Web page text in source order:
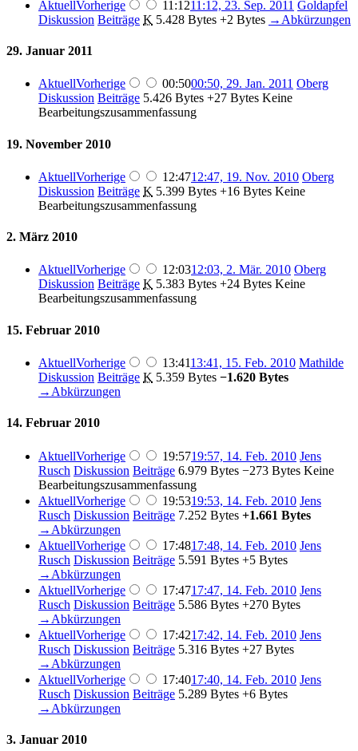
AktuellVorherige 11:1211:12, 23. Sep. 2011 Goldapfel
Diskussion Beiträge K 5.428 Bytes +2 Bytes →‎Abkürzungen
29. Januar 2011
AktuellVorherige 00:5000:50, 29. Jan. 2011 Oberg
Diskussion Beiträge 5.426 Bytes +27 Bytes Keine
Bearbeitungszusammenfassung
19. November 2010
AktuellVorherige 12:4712:47, 19. Nov. 2010 Oberg
Diskussion Beiträge K 5.399 Bytes +16 Bytes Keine
Bearbeitungszusammenfassung
2. März 2010
AktuellVorherige 12:0312:03, 2. Mär. 2010 Oberg
Diskussion Beiträge K 5.383 Bytes +24 Bytes Keine
Bearbeitungszusammenfassung
15. Februar 2010
AktuellVorherige 13:4113:41, 15. Feb. 2010 Mathilde
Diskussion Beiträge K 5.359 Bytes −1.620 Bytes
→‎Abkürzungen
14. Februar 2010
AktuellVorherige 19:5719:57, 14. Feb. 2010 Jens
Rusch Diskussion Beiträge 6.979 Bytes −273 Bytes Keine
Bearbeitungszusammenfassung
AktuellVorherige 19:5319:53, 14. Feb. 2010 Jens
Rusch Diskussion Beiträge 7.252 Bytes +1.661 Bytes
→‎Abkürzungen
AktuellVorherige 17:4817:48, 14. Feb. 2010 Jens
Rusch Diskussion Beiträge 5.591 Bytes +5 Bytes
→‎Abkürzungen
AktuellVorherige 17:4717:47, 14. Feb. 2010 Jens
Rusch Diskussion Beiträge 5.586 Bytes +270 Bytes
→‎Abkürzungen
AktuellVorherige 17:4217:42, 14. Feb. 2010 Jens
Rusch Diskussion Beiträge 5.316 Bytes +27 Bytes
→‎Abkürzungen
AktuellVorherige 17:4017:40, 14. Feb. 2010 Jens
Rusch Diskussion Beiträge 5.289 Bytes +6 Bytes
→‎Abkürzungen
3. Januar 2010